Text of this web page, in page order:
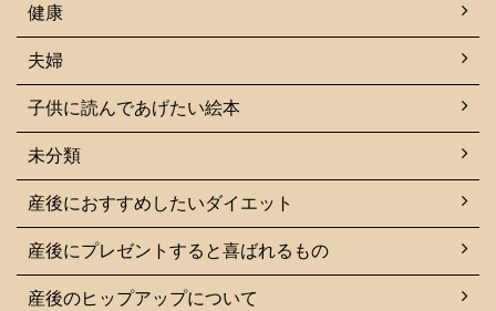
健康
夫婦
子供に読んであげたい絵本
未分類
産後におすすめしたいダイエット
産後にプレゼントすると喜ばれるもの
産後のヒップアップについて